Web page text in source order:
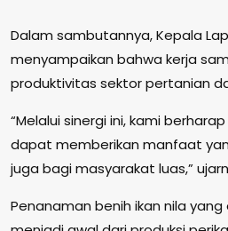
Dalam sambutannya, Kepala
menyampaikan bahwa kerja
produktivitas sektor pertanian
“Melalui sinergi ini, kami
dapat memberikan manfaat
juga bagi masyarakat luas,”
Penanaman benih ikan nila